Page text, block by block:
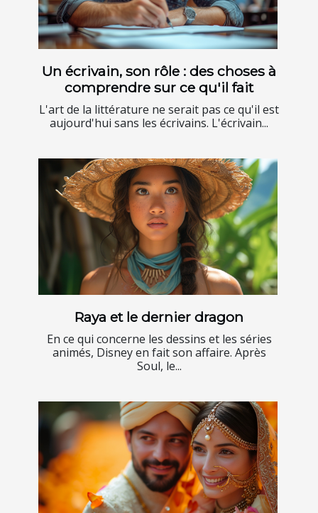
Un écrivain, son rôle : des choses à
comprendre sur ce qu'il fait
L'art de la littérature ne serait pas ce qu'il est
aujourd'hui sans les écrivains. L'écrivain...
Raya et le dernier dragon
En ce qui concerne les dessins et les séries
animés, Disney en fait son affaire. Après
Soul, le...